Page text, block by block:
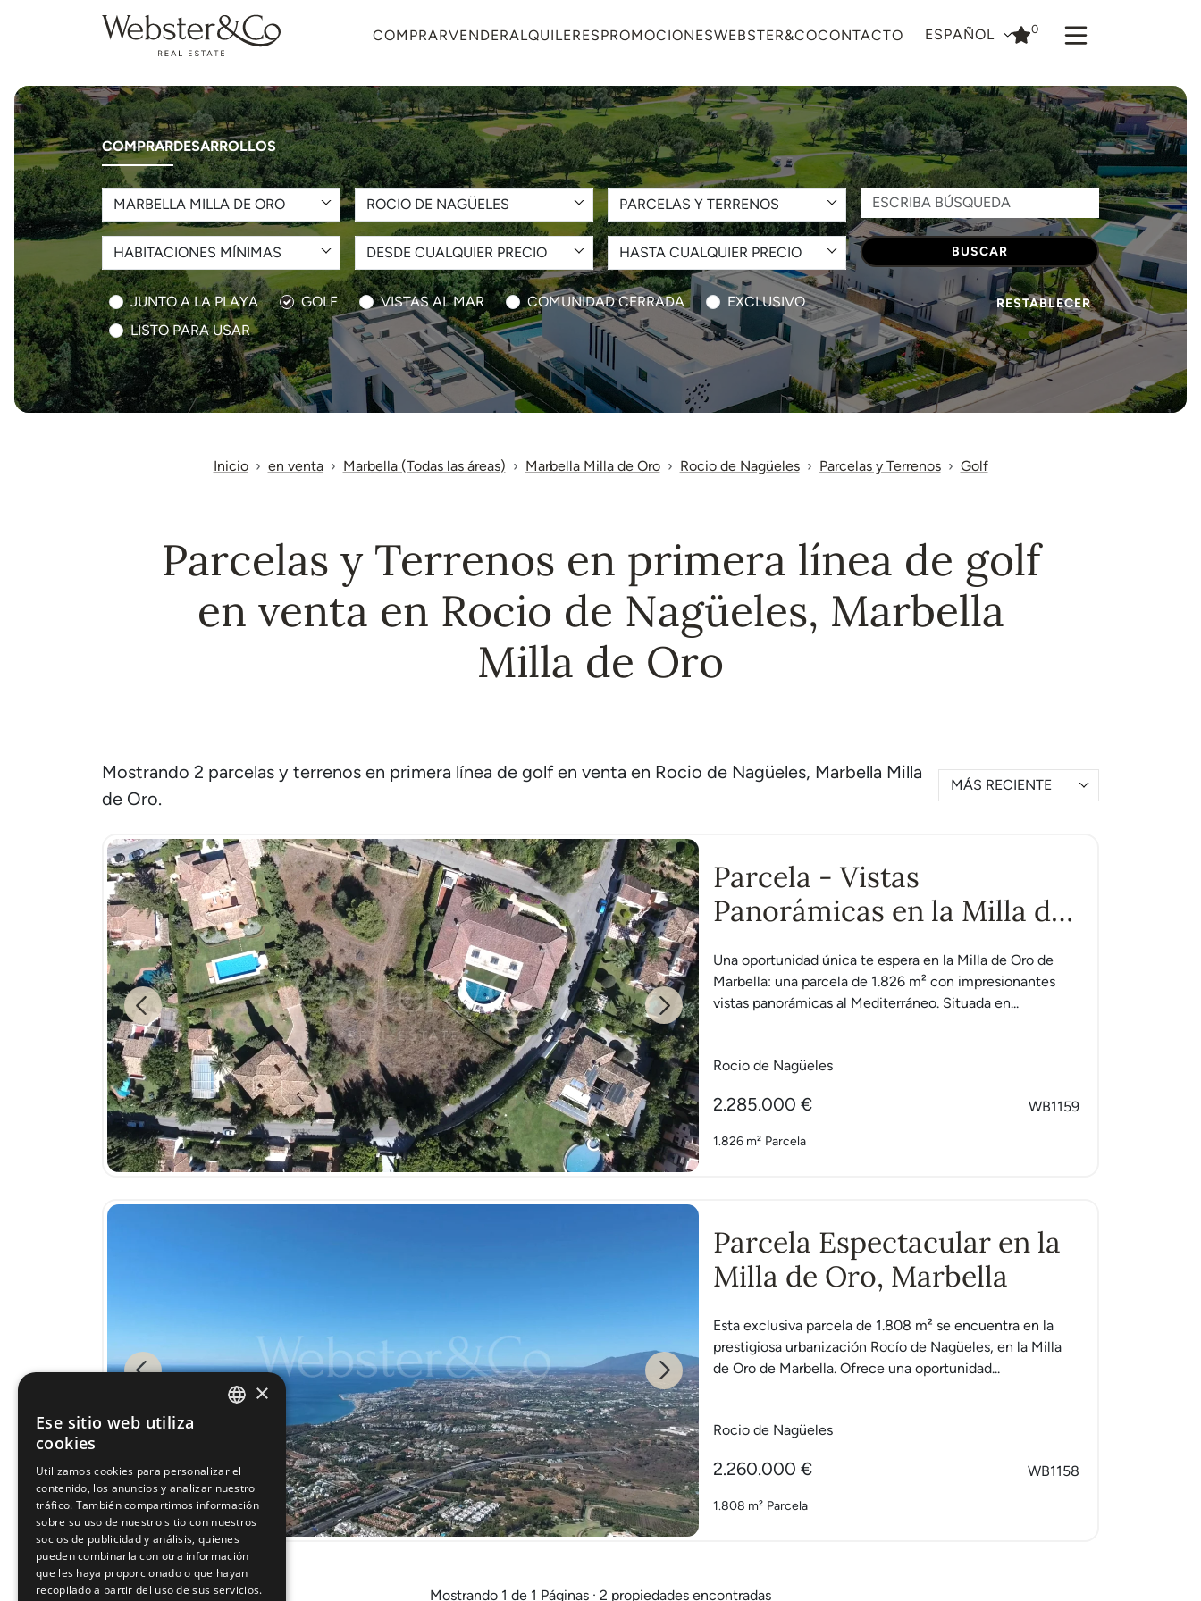
COMPRARVENDERALQUILERESPROMOCIONESWEBSTER&COCONTACTO ESPAÑOL 0
COMPRARDESARROLLOS
MARBELLA MILLA DE ORO ROCIO DE NAGÜELES PARCELAS Y TERRENOS
HABITACIONES MÍNIMAS DESDE CUALQUIER PRECIO HASTA CUALQUIER PRECIO BUSCAR
JUNTO A LA PLAYA GOLF VISTAS AL MAR COMUNIDAD CERRADA
EXCLUSIVO
LISTO PARA USAR
RESTABLECER
Inicio en venta Marbella (Todas las áreas) Marbella Milla de Oro Rocio de Nagüeles Parcelas y Terrenos Golf
Parcelas y Terrenos en primera línea de golf
en venta en Rocio de Nagüeles, Marbella
Milla de Oro
Mostrando 2 parcelas y terrenos en primera línea de golf en venta en Rocio de Nagüeles, Marbella Milla
de Oro.
MÁS RECIENTE
Previous Next
Parcela - Vistas
Panorámicas en la Milla de
Oro
Una oportunidad única te espera en la Milla de Oro de
Marbella: una parcela de 1.826 m² con impresionantes
vistas panorámicas al Mediterráneo. Situada en...
Rocio de Nagüeles
2.285.000 € WB1159
1.826 m² Parcela
Next
Parcela Espectacular en la
Milla de Oro, Marbella
Esta exclusiva parcela de 1.808 m² se encuentra en la
prestigiosa urbanización Rocío de Nagüeles, en la Milla
de Oro de Marbella. Ofrece una oportunidad...
Rocio de Nagüeles
2.260.000 € WB1158
1.808 m² Parcela
Mostrando 1 de 1 Páginas · 2 propiedades encontradas
×
Ese sitio web utiliza
cookies
Utilizamos cookies para personalizar el
contenido, los anuncios y analizar nuestro
tráfico. También compartimos información
sobre su uso de nuestro sitio con nuestros
socios de publicidad y análisis, quienes
pueden combinarla con otra información
que les haya proporcionado o que hayan
recopilado a partir del uso de sus servicios.